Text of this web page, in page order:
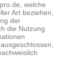
welche
Art beziehen,
der
die Nutzung